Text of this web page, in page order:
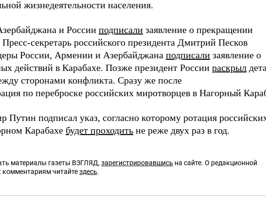
жизнедеятельности населения.
и России подписали заявление о прекращении
секретарь российского президента Дмитрий Песков
России, Армении и Азербайджана подписали заявление о
действий в Карабахе. Позже президент России раскрыл
сторонами конфликта. Сразу же после
по переброске российских миротворцев в Нагорный
Путин подписал указ, согласно которому ротация
Карабахе будет проходить не реже двух раз в год.
материалы газеты ВЗГЛЯД, зарегистрировавшись на сайте. О редакционной
читайтездесь.